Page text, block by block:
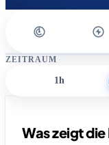
ZEITRAUM
1h
Was zeigt